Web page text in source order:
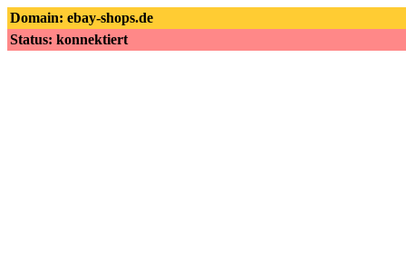
Domain: ebay-shops.de
Status: konnektiert